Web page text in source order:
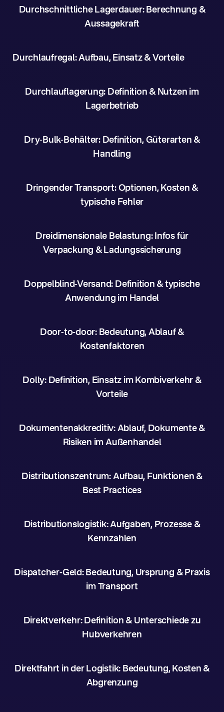
Durchschnittliche Lagerdauer: Berechnung &
Aussagekraft
Durchlaufregal: Aufbau, Einsatz & Vorteile
Durchlauflagerung: Definition & Nutzen im
Lagerbetrieb
Dry-Bulk-Behälter: Definition, Güterarten &
Handling
Dringender Transport: Optionen, Kosten &
typische Fehler
Dreidimensionale Belastung: Infos für
Verpackung & Ladungssicherung
Doppelblind-Versand: Definition & typische
Anwendung im Handel
Door-to-door: Bedeutung, Ablauf &
Kostenfaktoren
Dolly: Definition, Einsatz im Kombiverkehr &
Vorteile
Dokumentenakkreditiv: Ablauf, Dokumente &
Risiken im Außenhandel
Distributionszentrum: Aufbau, Funktionen &
Best Practices
Distributionslogistik: Aufgaben, Prozesse &
Kennzahlen
Dispatcher-Geld: Bedeutung, Ursprung & Praxis
im Transport
Direktverkehr: Definition & Unterschiede zu
Hubverkehren
Direktfahrt in der Logistik: Bedeutung, Kosten &
Abgrenzung